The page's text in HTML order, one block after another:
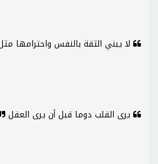
لا يبني الثقة بالنفس واحترامها مثل
يرى القلب دوما قبل أن يرى العقل